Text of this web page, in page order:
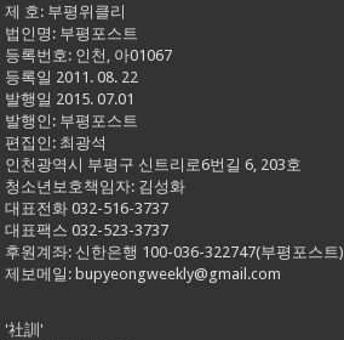
제 호: 부평위클리
법인명: 부평포스트
등록번호: 인천, 아01067
등록일 2011. 08. 22
발행일 2015. 07.01
발행인: 부평포스트
편집인: 최광석
인천광역시 부평구 신트리로6번길 6, 203호
청소년보호책임자: 김성화
대표전화 032-516-3737
대표팩스 032-523-3737
후원계좌: 신한은행 100-036-322747(부평포스트)
제보메일: bupyeongweekly@gmail.com
'社訓'